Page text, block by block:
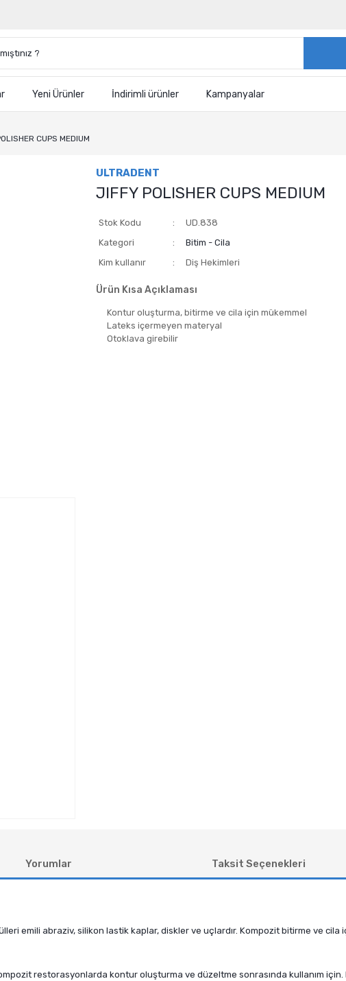
Yeni Ürünler İndirimli ürünler Kampanyalar
CUPS MEDIUM
ULTRADENT
JIFFY POLISHER CUPS MEDIUM
Stok Kodu
UD.838
Kategori
Bitim - Cila
Kim kullanır
Diş Hekimleri
Ürün Kısa Açıklaması
​Kontur oluşturma, bitirme ve cila için mükemmel
Lateks içermeyen materyal
Otoklava girebilir
Yorumlar Taksit Seçenekleri
emili abraziv, silikon lastik kaplar, diskler ve uçlardır. Kompozit bitirme ve
restorasyonlarda kontur oluşturma ve düzeltme sonrasında kullanım